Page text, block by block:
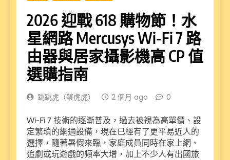
2026 迎戰 618 購物節！水
星網路 Mercusys Wi-Fi 7 路
由器與居家攝影機高 CP 值
選購指南
跳跳虎（蔡虎虎） 2 個月 ago 0
Wi-Fi 7 技術的逐漸普及，過去被視為高單價、設
定繁瑣的網通設備，現在已經有了更平易近人的
選擇，隨著暑假來臨，家庭成員同時在家上網、
追劇或玩遊戲的頻率大增，加上不少人有出國旅